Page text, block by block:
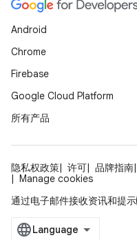
Android
Chrome
Firebase
Google Cloud Platform
所有产品
隐私权政策 许可 品牌指南
Manage cookies
通过电子邮件接收资讯和提示